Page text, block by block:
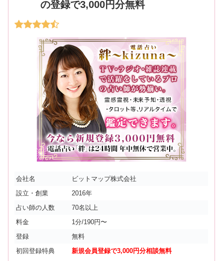
の登録で3,000円分無料
会社名
ビットマップ株式会社
設立・創業
2016年
占い師の人数
70名以上
料金
1分/190円〜
登録
無料
初回登録特典
新規会員登録で3,000円分相談無料